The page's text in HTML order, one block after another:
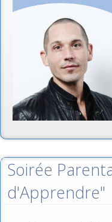
Soirée
d'Apprendre"